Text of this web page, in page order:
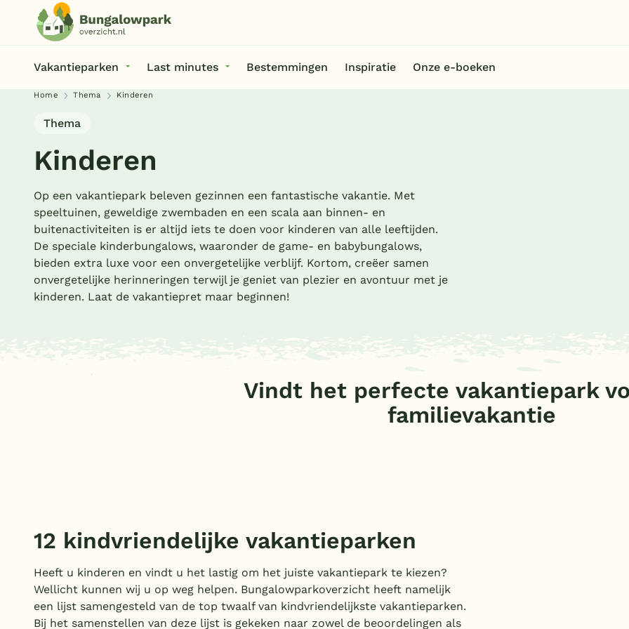
Vakantieparken Last minutes Bestemmingen Inspiratie Onze e-boeken
Home Thema Kinderen
Thema
Kinderen
Op een vakantiepark beleven gezinnen een fantastische vakantie. Met
speeltuinen, geweldige zwembaden en een scala aan binnen- en
buitenactiviteiten is er altijd iets te doen voor kinderen van alle leeftijden.
De speciale kinderbungalows, waaronder de game- en babybungalows,
bieden extra luxe voor een onvergetelijke verblijf. Kortom, creëer samen
onvergetelijke herinneringen terwijl je geniet van plezier en avontuur met je
kinderen. Laat de vakantiepret maar beginnen!
Vindt het perfecte vakantiepark
familievakantie
12 kindvriendelijke vakantieparken
Heeft u kinderen en vindt u het lastig om het juiste vakantiepark te kiezen?
Wellicht kunnen wij u op weg helpen. Bungalowparkoverzicht heeft namelijk
een lijst samengesteld van de top twaalf van kindvriendelijkste vakantieparken.
Bij het samenstellen van deze lijst is gekeken naar zowel de beoordelingen als